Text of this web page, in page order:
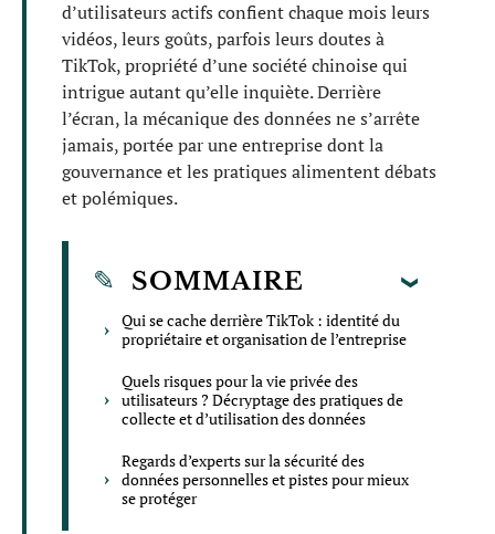
d’utilisateurs actifs confient chaque mois leurs
vidéos, leurs goûts, parfois leurs doutes à
TikTok, propriété d’une société chinoise qui
intrigue autant qu’elle inquiète. Derrière
l’écran, la mécanique des données ne s’arrête
jamais, portée par une entreprise dont la
gouvernance et les pratiques alimentent débats
et polémiques.
SOMMAIRE
Qui se cache derrière TikTok : identité du
propriétaire et organisation de l’entreprise
Quels risques pour la vie privée des
utilisateurs ? Décryptage des pratiques de
collecte et d’utilisation des données
Regards d’experts sur la sécurité des
données personnelles et pistes pour mieux
se protéger